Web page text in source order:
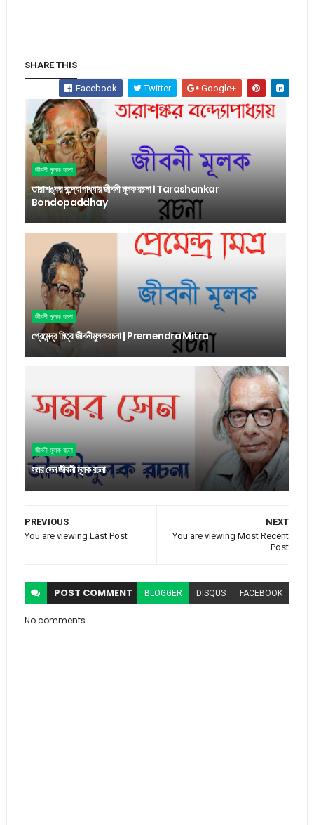
SHARE THIS
Facebook Twitter Google+
জীবনী মূলক রচনা
তারাশঙ্কর বন্দ্যোপাধ্যায় জীবনী মূলক রচনা । Tarashankar
Bondopaddhay
জীবনী মূলক রচনা
প্রেমেন্দ্র মিত্র জীবনীমুলক রচনা | Premendra Mitra
জীবনী মূলক রচনা
সমর সেন জীবনী মূলক রচনা
NEXT
You are viewing Most Recent
Post
PREVIOUS
You are viewing Last Post
POST COMMENT BLOGGER DISQUS FACEBOOK
No comments